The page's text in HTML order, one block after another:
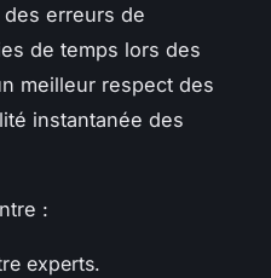
erreurs de
de temps lors des
meilleur respect des
instantanée des
:
experts.